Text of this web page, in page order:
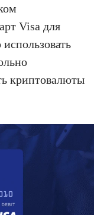
Visa для
криптовалюты